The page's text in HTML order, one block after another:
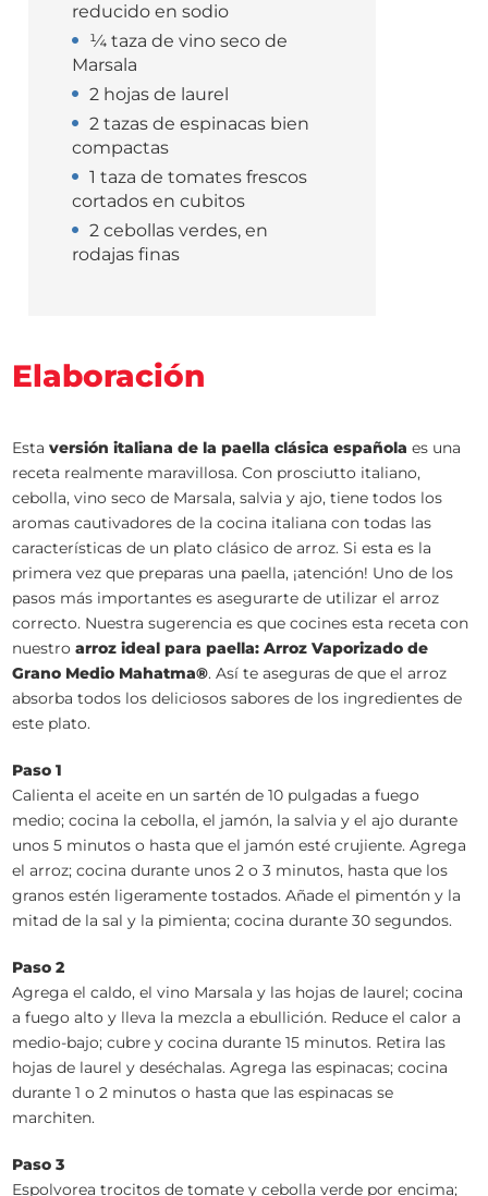
reducido en sodio
¼ taza de vino seco de
Marsala
2 hojas de laurel
2 tazas de espinacas bien
compactas
1 taza de tomates frescos
cortados en cubitos
2 cebollas verdes, en
rodajas finas
Elaboración
Estaversión italiana de la paella clásica española es una
receta realmente maravillosa. Con prosciutto italiano,
cebolla, vino seco de Marsala, salvia y ajo, tiene todos los
aromas cautivadores de la cocina italiana con todas las
características de un plato clásico de arroz. Si esta es la
primera vez que preparas una paella, ¡atención! Uno de los
pasos más importantes es asegurarte de utilizar el arroz
correcto. Nuestra sugerencia es que cocines esta receta con
nuestroarroz ideal para paella: Arroz Vaporizado de
Grano Medio Mahatma®. Así te aseguras de que el arroz
absorba todos los deliciosos sabores de los ingredientes de
este plato.
Paso 1
Calienta el aceite en un sartén de 10 pulgadas a fuego
medio; cocina la cebolla, el jamón, la salvia y el ajo durante
unos 5 minutos o hasta que el jamón esté crujiente. Agrega
el arroz; cocina durante unos 2 o 3 minutos, hasta que los
granos estén ligeramente tostados. Añade el pimentón y la
mitad de la sal y la pimienta; cocina durante 30 segundos.
Paso 2
Agrega el caldo, el vino Marsala y las hojas de laurel; cocina
a fuego alto y lleva la mezcla a ebullición. Reduce el calor a
medio-bajo; cubre y cocina durante 15 minutos. Retira las
hojas de laurel y deséchalas. Agrega las espinacas; cocina
durante 1 o 2 minutos o hasta que las espinacas se
marchiten.
Paso 3
Espolvorea trocitos de tomate y cebolla verde por encima;